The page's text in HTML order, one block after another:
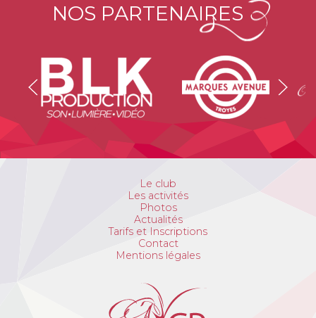
NOS PARTENAIRES
Le club
Les activités
Photos
Actualités
Tarifs et Inscriptions
Contact
Mentions légales